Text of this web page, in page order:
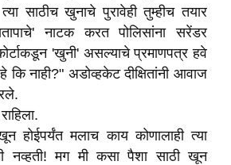
साठीच खुनाचे पुरावेही तुम्हीच तयार
नाटक करत पोलिसांना सरेंडर
'खुनी' असल्याचे प्रमाणपत्र हवे
नाही?" अडोव्हकेट दीक्षितांनी आवाज
होईपर्यंत मलाच काय कोणालाही त्या
नव्हती! मग मी कसा पैशा साठी खून